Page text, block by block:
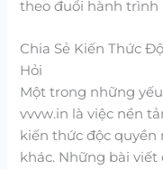
theo đuổi hành
Chia Sẻ Kiến Thức
Hỏi
Một trong những
vvvw.in là việc nền
kiến thức độc
khác. Những bài viết